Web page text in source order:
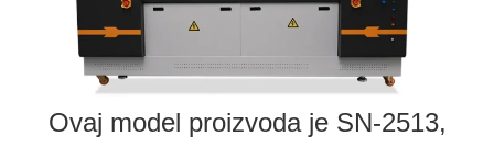
Ovaj model proizvoda je SN-2513,